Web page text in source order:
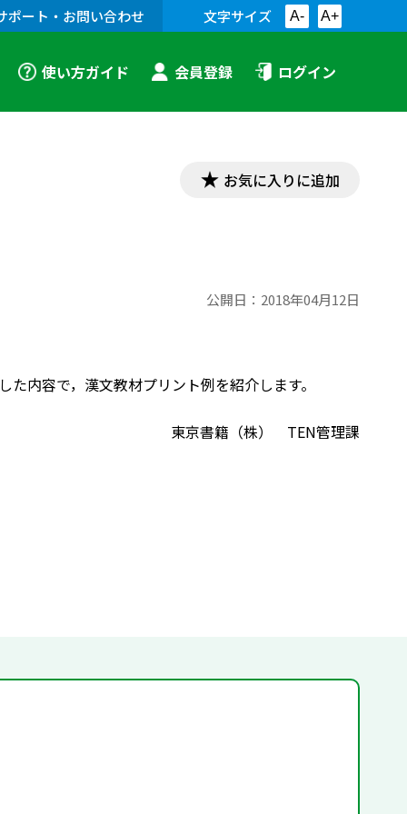
ポート・お問い合わせ 文字サイズ A- A+
使い方ガイド 会員登録 ログイン
お気に入りに追加
公開日： 2018年04月12日
内容で，漢文教材プリント例を紹介します。
東京書籍（株） TEN管理課